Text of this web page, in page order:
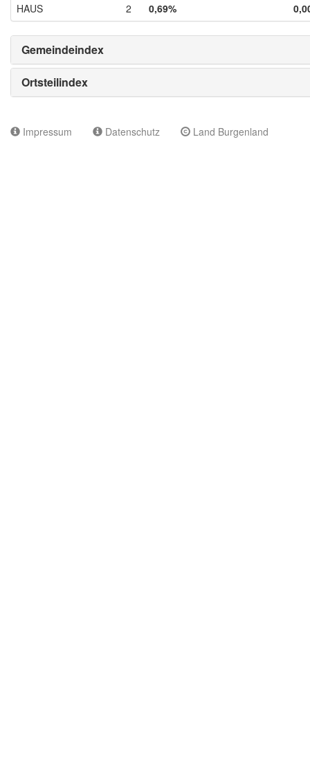
HAUS
2 0,69%
Gemeindeindex
Ortsteilindex
Impressum Datenschutz Land Burgenland